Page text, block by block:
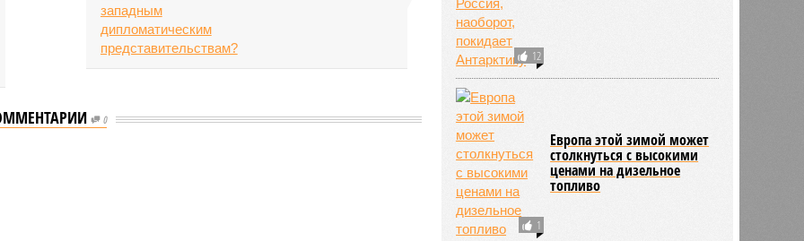
0
12
1
Европа этой зимой может
столкнуться с высокими
ценами на дизельное
топливо